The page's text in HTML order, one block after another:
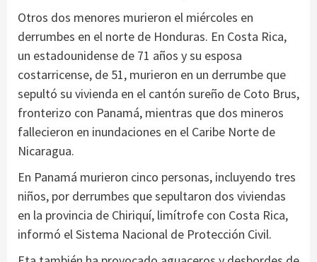
Otros dos menores murieron el miércoles en
derrumbes en el norte de Honduras. En Costa Rica,
un estadounidense de 71 años y su esposa
costarricense, de 51, murieron en un derrumbe que
sepultó su vivienda en el cantón sureño de Coto Brus,
fronterizo con Panamá, mientras que dos mineros
fallecieron en inundaciones en el Caribe Norte de
Nicaragua.
En Panamá murieron cinco personas, incluyendo tres
niños, por derrumbes que sepultaron dos viviendas
en la provincia de Chiriquí, limítrofe con Costa Rica,
informó el Sistema Nacional de Protección Civil.